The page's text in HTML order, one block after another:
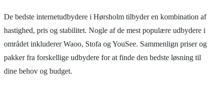
De bedste internetudbydere i Hørsholm tilbyder en kombination af
hastighed, pris og stabilitet. Nogle af de mest populære udbydere i
området inkluderer Waoo, Stofa og YouSee. Sammenlign priser og
pakker fra forskellige udbydere for at finde den bedste løsning til
dine behov og budget.